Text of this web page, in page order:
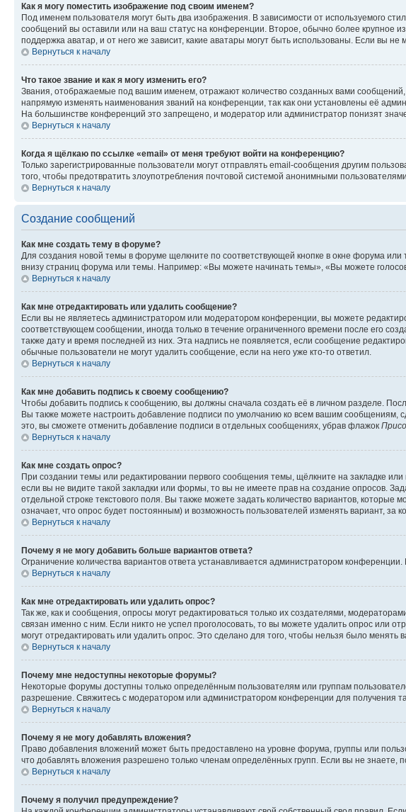
Как я могу поместить изображение под своим именем?
Под именем пользователя могут быть два изображения. В зависимости от используемого
сообщений вы оставили или на ваш статус на конференции. Второе, обычно более крупное
поддержка аватар, и от него же зависит, какие аватары могут быть использованы. Если вы
Вернуться к началу
Что такое звание и как я могу изменить его?
Звания, отображаемые под вашим именем, отражают количество созданных вами
напрямую изменять наименования званий на конференции, так как они установлены её
На большинстве конференций это запрещено, и модератор или администратор понизят
Вернуться к началу
Когда я щёлкаю по ссылке «email» от меня требуют войти на конференцию?
Только зарегистрированные пользователи могут отправлять email-сообщения другим
того, чтобы предотвратить злоупотребления почтовой системой анонимными пользователями.
Вернуться к началу
Создание сообщений
Как мне создать тему в форуме?
Для создания новой темы в форуме щелкните по соответствующей кнопке в окне форума
внизу страниц форума или темы. Например: «Вы можете начинать темы», «Вы можете
Вернуться к началу
Как мне отредактировать или удалить сообщение?
Если вы не являетесь администратором или модератором конференции, вы можете
соответствующем сообщении, иногда только в течение ограниченного времени после его
также дату и время последней из них. Эта надпись не появляется, если сообщение
обычные пользователи не могут удалить сообщение, если на него уже кто-то ответил.
Вернуться к началу
Как мне добавить подпись к своему сообщению?
Чтобы добавить подпись к сообщению, вы должны сначала создать её в личном разделе.
Вы также можете настроить добавление подписи по умолчанию ко всем вашим сообщениям,
это, вы сможете отменить добавление подписи в отдельных сообщениях, убрав флажок
Вернуться к началу
Как мне создать опрос?
При создании темы или редактировании первого сообщения темы, щёлкните на закладке
если вы не видите такой закладки или формы, то вы не имеете прав на создание опросов.
отдельной строке текстового поля. Вы также можете задать количество вариантов,
означает, что опрос будет постоянным) и возможность пользователей изменять вариант, за
Вернуться к началу
Почему я не могу добавить больше вариантов ответа?
Ограничение количества вариантов ответа устанавливается администратором
Вернуться к началу
Как мне отредактировать или удалить опрос?
Так же, как и сообщения, опросы могут редактироваться только их создателями,
связан именно с ним. Если никто не успел проголосовать, то вы можете удалить опрос или
могут отредактировать или удалить опрос. Это сделано для того, чтобы нельзя было менять
Вернуться к началу
Почему мне недоступны некоторые форумы?
Некоторые форумы доступны только определённым пользователям или группам
разрешение. Свяжитесь с модератором или администратором конференции для получения
Вернуться к началу
Почему я не могу добавлять вложения?
Право добавления вложений может быть предоставлено на уровне форума, группы или
что добавлять вложения разрешено только членам определённых групп. Если вы не
Вернуться к началу
Почему я получил предупреждение?